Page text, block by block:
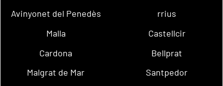
Avinyonet del Penedès
rrius
Malla
Castellcir
Cardona
Bellprat
Malgrat de Mar
Santpedor